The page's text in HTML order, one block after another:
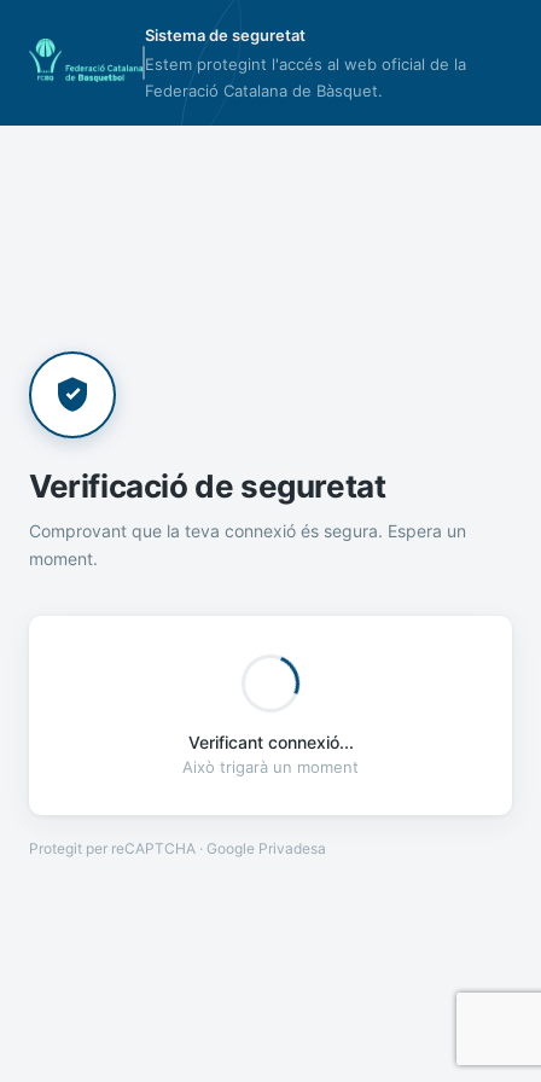
Sistema de seguretat
Estem protegint l'accés al web oficial de la
Federació Catalana de Bàsquet.
Verificació de seguretat
Comprovant que la teva connexió és segura. Espera un
moment.
Verificant connexió...
Això trigarà un moment
Protegit per reCAPTCHA · Google Privadesa